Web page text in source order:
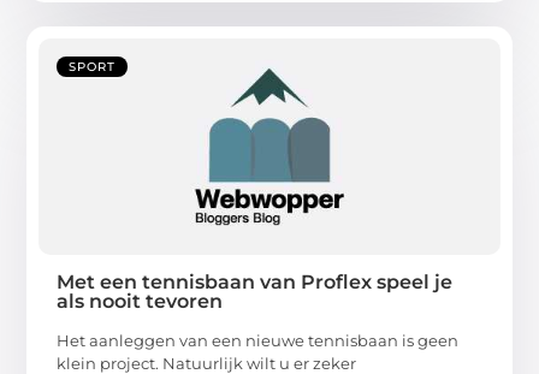
SPORT
Met een tennisbaan van Proflex speel je
als nooit tevoren
Het aanleggen van een nieuwe tennisbaan is geen
klein project. Natuurlijk wilt u er zeker